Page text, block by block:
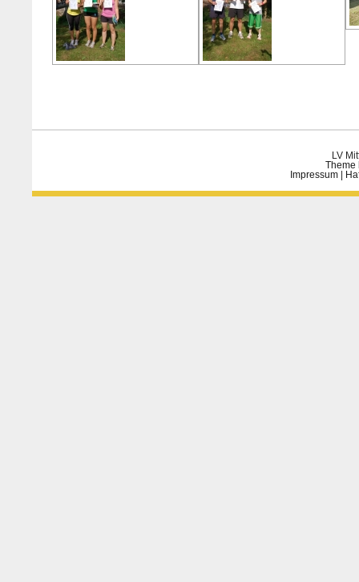
LV
Theme
Impressum